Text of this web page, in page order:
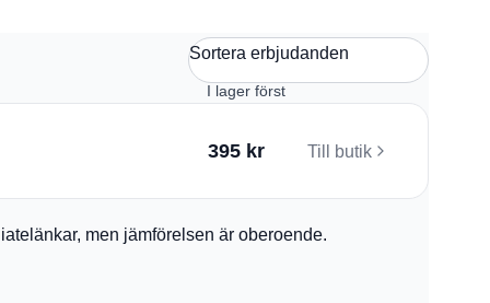
Sortera erbjudanden
395 kr Till butik
men jämförelsen är oberoende.